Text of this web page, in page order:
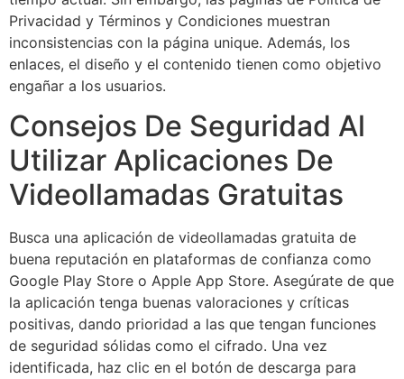
Privacidad y Términos y Condiciones muestran
inconsistencias con la página unique. Además, los
enlaces, el diseño y el contenido tienen como objetivo
engañar a los usuarios.
Consejos De Seguridad Al
Utilizar Aplicaciones De
Videollamadas Gratuitas
Busca una aplicación de videollamadas gratuita de
buena reputación en plataformas de confianza como
Google Play Store o Apple App Store. Asegúrate de que
la aplicación tenga buenas valoraciones y críticas
positivas, dando prioridad a las que tengan funciones
de seguridad sólidas como el cifrado. Una vez
identificada, haz clic en el botón de descarga para